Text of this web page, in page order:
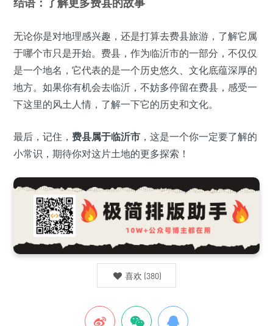
无论你是对地理感兴趣，还是打算去费县旅游，了解它属
于哪个市只是开始。费县，作为临沂市的一部分，不仅仅
是一个地名，它代表的是一个历史悠久、文化底蕴深厚的
地方。如果你有机会去临沂，不妨多停留在费县，感受一
下这里的风土人情，了解一下它的历史和文化。
最后，记住， 费县属于临沂市 ，这是一个你一定要了解的
小常识，期待你对这片土地的更多探索！
喜欢 (380)